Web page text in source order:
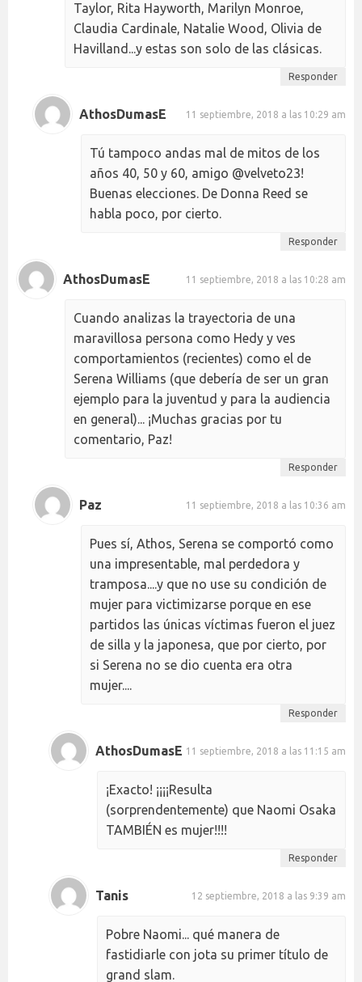
Taylor, Rita Hayworth, Marilyn Monroe,
Claudia Cardinale, Natalie Wood, Olivia de
Havilland...y estas son solo de las clásicas.
Responder
AthosDumasE 11 septiembre, 2018 a las 10:29 am
Tú tampoco andas mal de mitos de los
años 40, 50 y 60, amigo @velveto23!
Buenas elecciones. De Donna Reed se
habla poco, por cierto.
Responder
AthosDumasE 11 septiembre, 2018 a las 10:28 am
Cuando analizas la trayectoria de una
maravillosa persona como Hedy y ves
comportamientos (recientes) como el de
Serena Williams (que debería de ser un gran
ejemplo para la juventud y para la audiencia
en general)... ¡Muchas gracias por tu
comentario, Paz!
Responder
Paz 11 septiembre, 2018 a las 10:36 am
Pues sí, Athos, Serena se comportó como
una impresentable, mal perdedora y
tramposa....y que no use su condición de
mujer para victimizarse porque en ese
partidos las únicas víctimas fueron el juez
de silla y la japonesa, que por cierto, por
si Serena no se dio cuenta era otra
mujer....
Responder
AthosDumasE 11 septiembre, 2018 a las 11:15 am
¡Exacto! ¡¡¡¡Resulta
(sorprendentemente) que Naomi Osaka
TAMBIÉN es mujer!!!!
Responder
Tanis 12 septiembre, 2018 a las 9:39 am
Pobre Naomi... qué manera de
fastidiarle con jota su primer título de
grand slam.